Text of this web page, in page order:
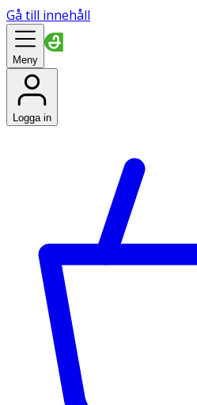
Gå till innehåll
Meny
Logga in